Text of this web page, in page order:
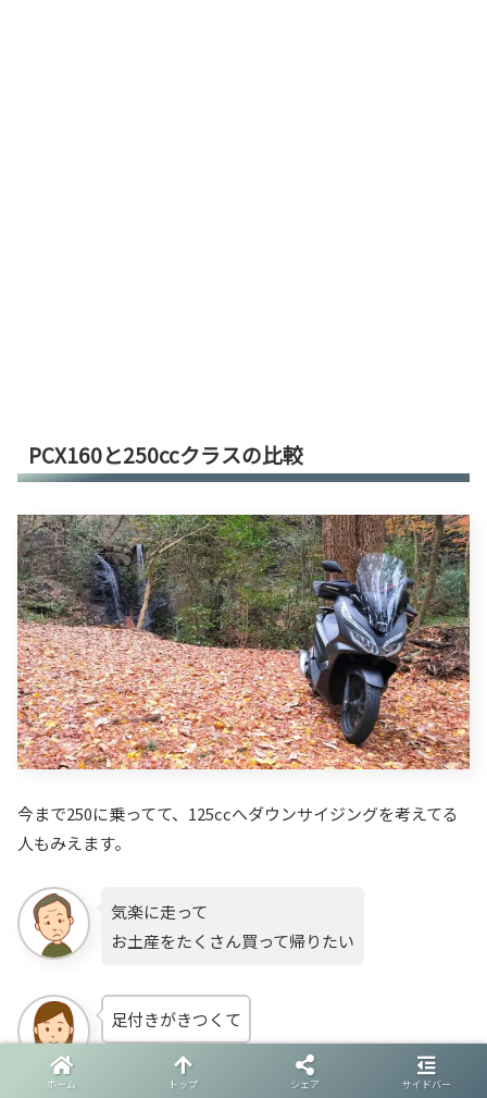
PCX160と250ccクラスの比較
今まで250に乗ってて、125ccへダウンサイジングを考えてる
人もみえます。
気楽に走って
お土産をたくさん買って帰りたい
足付きがきつくて
ホーム トップ シェア サイドバー